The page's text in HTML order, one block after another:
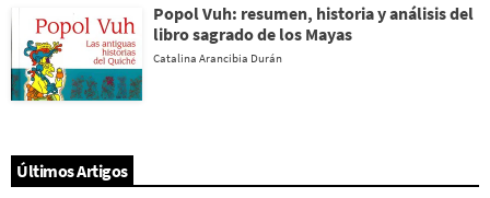
Popol Vuh: resumen, historia y análisis del
libro sagrado de los Mayas
Catalina Arancibia Durán
Últimos Artigos